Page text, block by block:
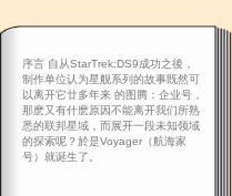
序言 自从StarTrek:DS9成功之後，
制作单位认为星舰系列的故事既然可
以离开它廿多年来 的图腾：企业号，
那麽又有什麽原因不能离开我们所熟
悉的联邦星域，而展开一段未知领域
的探索呢？於是Voyager（航海家
号）就诞生了。